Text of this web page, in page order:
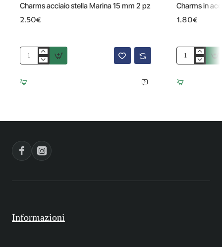
Charms acciaio stella Marina 15 mm 2 pz
2.50€
Charms
stella
Marina
Charms in
1.80€
Charms
acciaio
stella
Informazioni